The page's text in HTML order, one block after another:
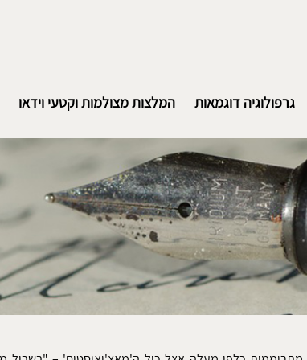
גרפולוגיה דוגמאות המלצות מצולמות וקטעי וידאו